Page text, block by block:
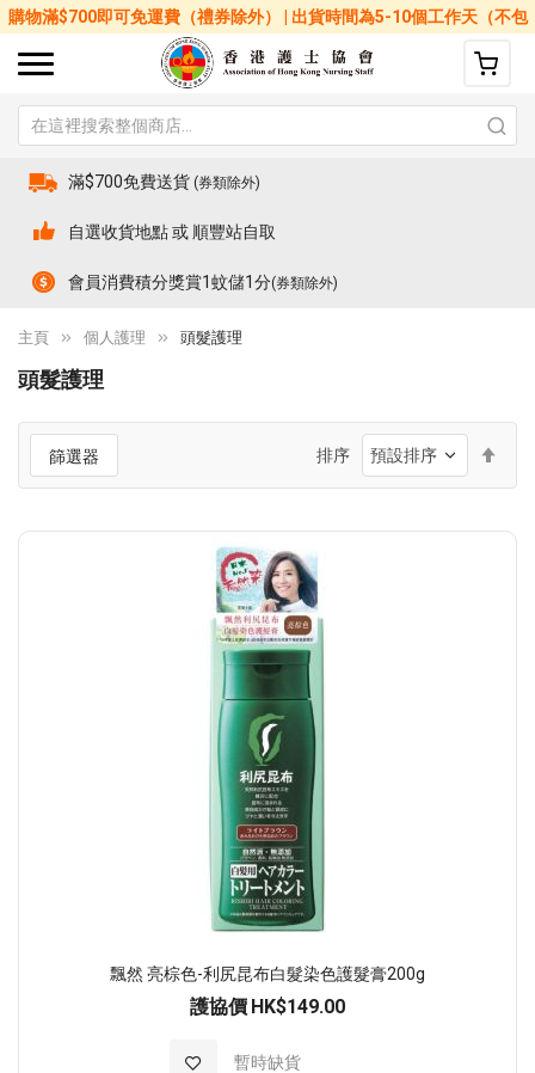
購物滿$700即可免運費（禮券除外） | 出貨時間為5-10個工作天（不包
括星期六、日及公眾假期）
滿$700免費送貨 (券類除外)
自選收貨地點 或 順豐站自取
會員消費積分獎賞1蚊儲1分(券類除外)
主頁 個人護理 頭髮護理
頭髮護理
篩選器 排序
降
飄然 亮棕色-利尻昆布白髮染色護髮膏200g
護協價 HK$149.00
暫時缺貨
加入至願望清單